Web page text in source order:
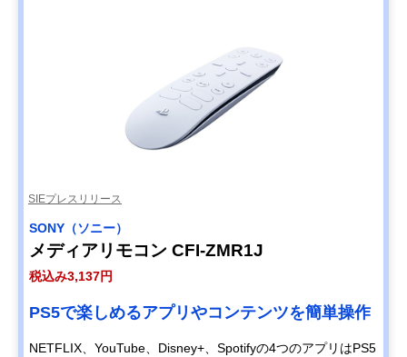
SIEプレスリリース
SONY（ソニー）
メディアリモコン CFI-ZMR1J
税込み3,137円
PS5で楽しめるアプリやコンテンツを簡単操作
NETFLIX、YouTube、Disney+、Spotifyの4つのアプリはPS5